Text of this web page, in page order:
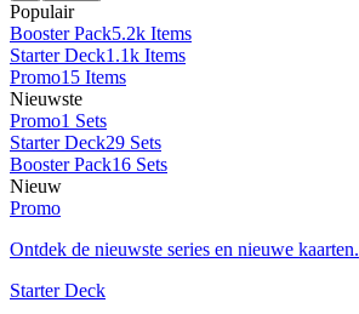
Populair
Booster Pack5.2k Items
Starter Deck1.1k Items
Promo15 Items
Nieuwste
Promo1 Sets
Starter Deck29 Sets
Booster Pack16 Sets
Nieuw
Promo
Ontdek de nieuwste series en nieuwe kaarten.
Starter Deck